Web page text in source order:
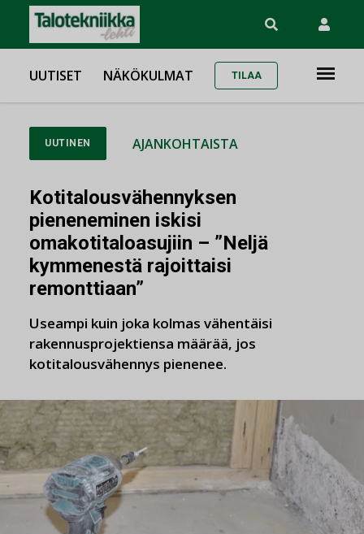
UUTISET NÄKÖKULMAT TILAA
UUTINEN AJANKOHTAISTA
Kotitalousvähennyksen
pieneneminen iskisi
omakotitaloasujiin – ”Neljä
kymmenestä rajoittaisi
remonttiaan”
Useampi kuin joka kolmas vähentäisi
rakennusprojektiensa määrää, jos
kotitalousvähennys pienenee.